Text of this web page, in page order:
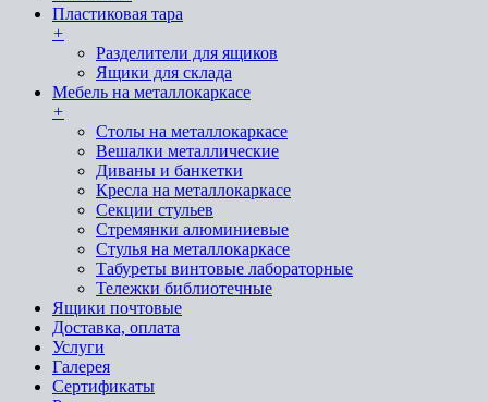
Пластиковая тара
+
Разделители для ящиков
Ящики для склада
Мебель на металлокаркасе
+
Cтолы на металлокаркасе
Вешалки металлические
Диваны и банкетки
Кресла на металлокаркасе
Секции стульев
Стремянки алюминиевые
Стулья на металлокаркасе
Табуреты винтовые лабораторные
Тележки библиотечные
Ящики почтовые
Доставка, оплата
Услуги
Галерея
Сертификаты